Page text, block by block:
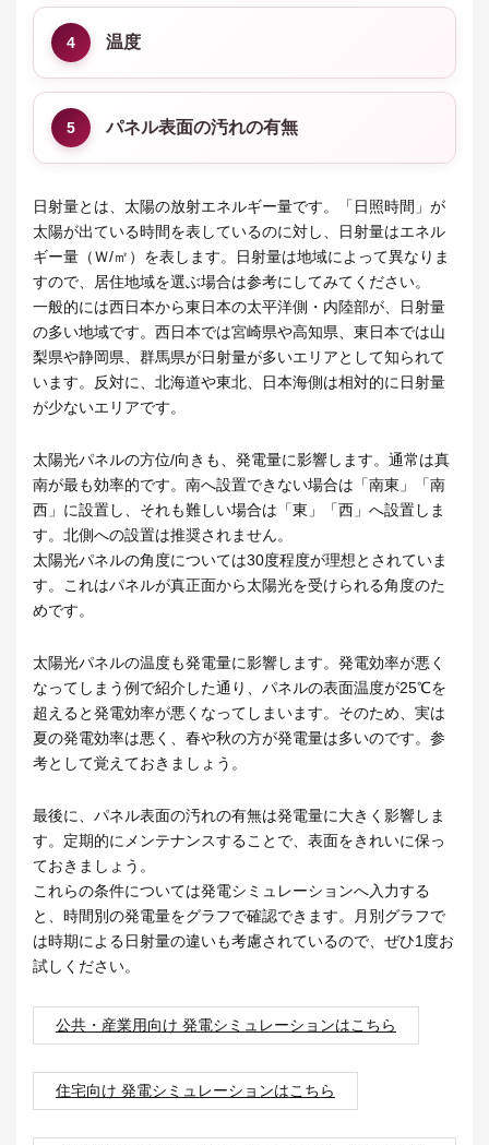
4 温度
5 パネル表面の汚れの有無
日射量とは、太陽の放射エネルギー量です。「日照時間」が
太陽が出ている時間を表しているのに対し、日射量はエネル
ギー量（Ｗ/㎡）を表します。日射量は地域によって異なりま
すので、居住地域を選ぶ場合は参考にしてみてください。
一般的には西日本から東日本の太平洋側・内陸部が、日射量
の多い地域です。西日本では宮崎県や高知県、東日本では山
梨県や静岡県、群馬県が日射量が多いエリアとして知られて
います。反対に、北海道や東北、日本海側は相対的に日射量
が少ないエリアです。
太陽光パネルの方位/向きも、発電量に影響します。通常は真
南が最も効率的です。南へ設置できない場合は「南東」「南
西」に設置し、それも難しい場合は「東」「西」へ設置しま
す。北側への設置は推奨されません。
太陽光パネルの角度については30度程度が理想とされていま
す。これはパネルが真正面から太陽光を受けられる角度のた
めです。
太陽光パネルの温度も発電量に影響します。発電効率が悪く
なってしまう例で紹介した通り、パネルの表面温度が25℃を
超えると発電効率が悪くなってしまいます。そのため、実は
夏の発電効率は悪く、春や秋の方が発電量は多いのです。参
考として覚えておきましょう。
最後に、パネル表面の汚れの有無は発電量に大きく影響しま
す。定期的にメンテナンスすることで、表面をきれいに保っ
ておきましょう。
これらの条件については発電シミュレーションへ入力する
と、時間別の発電量をグラフで確認できます。月別グラフで
は時期による日射量の違いも考慮されているので、ぜひ1度お
試しください。
公共・産業用向け 発電シミュレーションはこちら
住宅向け 発電シミュレーションはこちら